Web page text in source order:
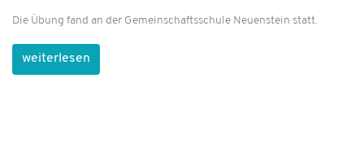
Die Übung fand an der Gemeinschaftsschule Neuenstein statt.
weiterlesen